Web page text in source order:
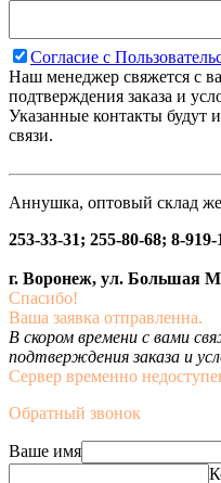
Согласие с
Наш менеджер свяжется с
подтверждения заказа и
Указанные контакты будут
связи.
Аннушка, оптовый склад
253-33-31; 255-80-68; 8-919-
г. Воронеж, ул. Большая
Спасибо!
Ваша заявка отправленна.
В скором времени с вами
подтверждения заказа и
Сервер временно
Обратный звонок
Ваше имя